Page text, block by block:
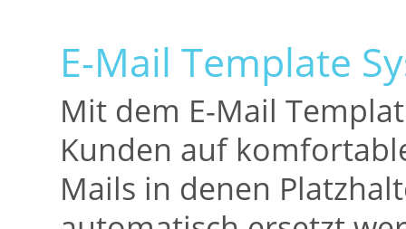
E-Mail Template
Mit dem E-Mail
Kunden auf
Mails in denen